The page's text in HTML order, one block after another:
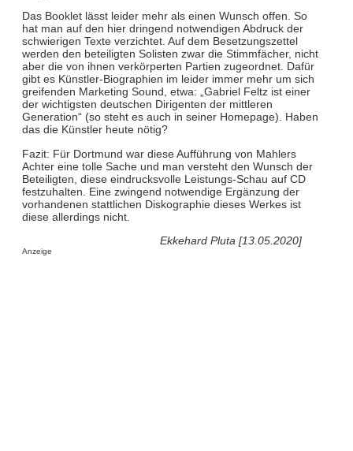
Das Booklet lässt leider mehr als einen Wunsch offen. So
hat man auf den hier dringend notwendigen Abdruck der
schwierigen Texte verzichtet. Auf dem Besetzungszettel
werden den beteiligten Solisten zwar die Stimmfächer, nicht
aber die von ihnen verkörperten Partien zugeordnet. Dafür
gibt es Künstler-Biographien im leider immer mehr um sich
greifenden Marketing Sound, etwa: „Gabriel Feltz ist einer
der wichtigsten deutschen Dirigenten der mittleren
Generation“ (so steht es auch in seiner Homepage). Haben
das die Künstler heute nötig?
Fazit: Für Dortmund war diese Aufführung von Mahlers
Achter eine tolle Sache und man versteht den Wunsch der
Beteiligten, diese eindrucksvolle Leistungs-Schau auf CD
festzuhalten. Eine zwingend notwendige Ergänzung der
vorhandenen stattlichen Diskographie dieses Werkes ist
diese allerdings nicht.
Ekkehard Pluta [13.05.2020]
Anzeige